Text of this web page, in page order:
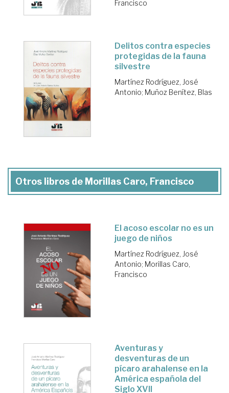
Francisco
Delitos contra especies
protegidas de la fauna
silvestre
Martínez Rodríguez, José
Antonio; Muñoz Benítez, Blas
Otros libros de Morillas Caro, Francisco
El acoso escolar no es un
juego de niños
Martínez Rodríguez, José
Antonio; Morillas Caro,
Francisco
Aventuras y
desventuras de un
pícaro arahalense en la
América española del
Siglo XVII